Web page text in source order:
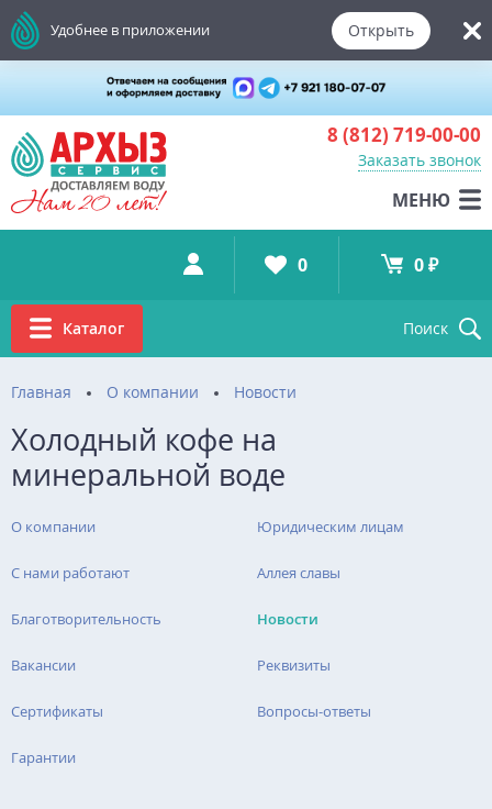
8 (812) 719-00-00
Заказать звонок
МЕНЮ
Удобнее в приложении Открыть
Каталог Поиск
0 0 ₽
Главная О компании Новости
Холодный кофе на
минеральной воде
О компании Юридическим лицам
С нами работают Аллея славы
Благотворительность Новости
Вакансии Реквизиты
Сертификаты Вопросы-ответы
Гарантии